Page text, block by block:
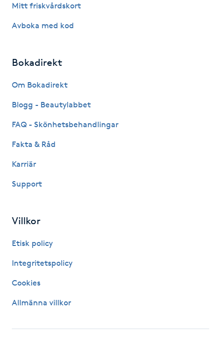
Gellack med förstärkning
Gravidyoga
Gruppträning
Herrklippning
HIFU
Mitt friskvårdskort
Avboka med kod
Bokadirekt
Om Bokadirekt
Blogg - Beautylabbet
FAQ - Skönhetsbehandlingar
Fakta & Råd
Karriär
Support
Villkor
Etisk policy
Integritetspolicy
Cookies
Allmänna villkor